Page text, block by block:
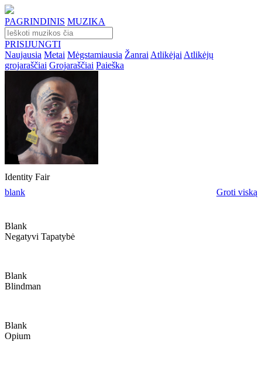
PAGRINDINIS MUZIKA
PRISIJUNGTI
Naujausia Metai Mėgstamiausia Žanrai Atlikėjai Atlikėjų
grojaraščiai Grojaraščiai Paieška
Identity Fair
blank
Groti viską
Blank
Negatyvi Tapatybė
Blank
Blindman
Blank
Opium